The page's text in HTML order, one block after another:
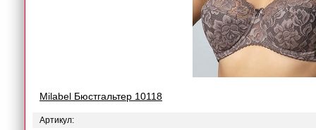
Milabel Бюстгальтер 10118
Артикул: